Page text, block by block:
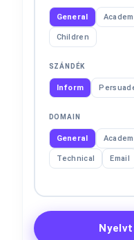
General
Children
SZÁNDÉK
Inform
DOMAIN
General
Technical Email